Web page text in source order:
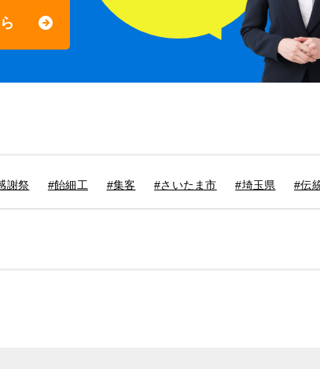
謝祭 #飴細工 #集客 #さいたま市 #埼玉県 #伝